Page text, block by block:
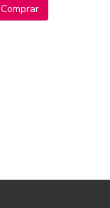
Comprar